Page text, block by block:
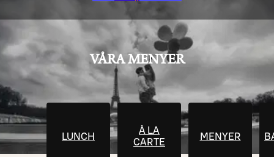
VÅRA MENYER
LUNCH
À LA
CARTE
MENYER